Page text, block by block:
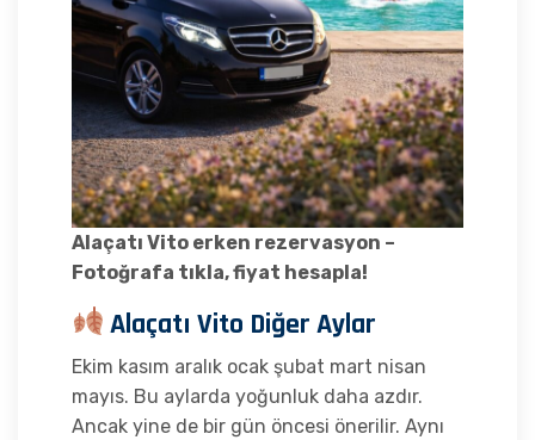
Alaçatı Vito erken rezervasyon –
Fotoğrafa tıkla, fiyat hesapla!
Alaçatı Vito Diğer Aylar
Ekim kasım aralık ocak şubat mart nisan
mayıs. Bu aylarda yoğunluk daha azdır.
Ancak yine de bir gün öncesi önerilir. Aynı